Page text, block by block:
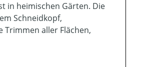
in heimischen Gärten. Die
Schneidkopf,
aller Flächen,